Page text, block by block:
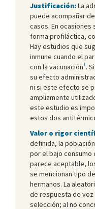
Justificación:La
puede acompañar
casos. En
forma profiláctica,
Hay estudios que
inmune cuando el
con la vacunación1.
su efecto
ni si este efecto se
ampliamente
este estudio es
estos dos
Valor o rigor
definida, la
por el bajo consumo
parece aceptable,
se mencionan tipo
hermanos. La
de respuesta de
selección; al no